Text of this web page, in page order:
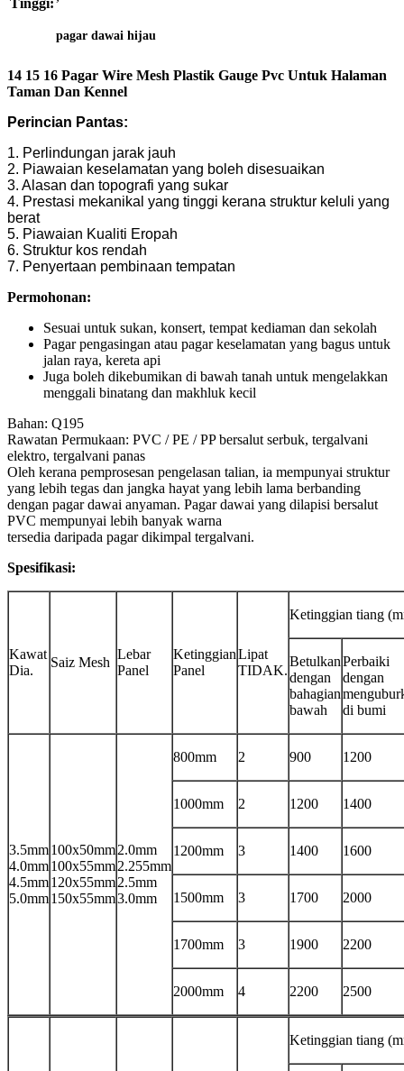
Tinggi:
pagar dawai hijau
14 15 16 Pagar Wire Mesh Plastik Gauge Pvc Untuk Halaman
Taman Dan Kennel
Perincian Pantas:
1. Perlindungan jarak jauh
2. Piawaian keselamatan yang boleh disesuaikan
3. Alasan dan topografi yang sukar
4. Prestasi mekanikal yang tinggi kerana struktur keluli yang
berat
5. Piawaian Kualiti Eropah
6. Struktur kos rendah
7. Penyertaan pembinaan tempatan
Permohonan:
Sesuai untuk sukan, konsert, tempat kediaman dan sekolah
Pagar pengasingan atau pagar keselamatan yang bagus untuk
jalan raya, kereta api
Juga boleh dikebumikan di bawah tanah untuk mengelakkan
menggali binatang dan makhluk kecil
Bahan: Q195
Rawatan Permukaan: PVC / PE / PP bersalut serbuk, tergalvani
elektro, tergalvani panas
Oleh kerana pemprosesan pengelasan talian, ia mempunyai struktur
yang lebih tegas dan jangka hayat yang lebih lama berbanding
dengan pagar dawai anyaman. Pagar dawai yang dilapisi bersalut
PVC mempunyai lebih banyak warna
tersedia daripada pagar dikimpal tergalvani.
Spesifikasi:
Kawat
Dia.
Saiz Mesh
Lebar
Panel
Ketinggian
Panel
Lipat
TIDAK.
Ketinggian tiang
Betulkan
dengan
bahagian
bawah
Perbaiki
dengan
di bumi
3.5mm
4.0mm
4.5mm
5.0mm
100x50mm
100x55mm
120x55mm
150x55mm
2.0mm
2.255mm
2.5mm
3.0mm
800mm 2 900 1200
1000mm 2 1200 1400
1200mm 3 1400 1600
1500mm 3 1700 2000
1700mm 3 1900 2200
2000mm 4 2200 2500
Ketinggian tiang